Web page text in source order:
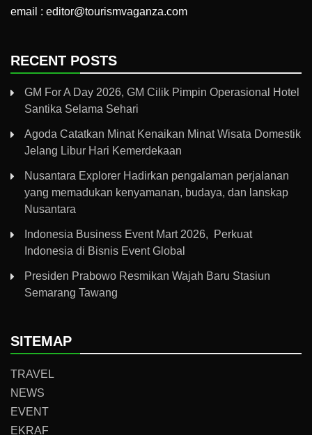
email : editor@tourismvaganza.com
RECENT POSTS
GM For A Day 2026, GM Cilik Pimpin Operasional Hotel
Santika Selama Sehari
Agoda Catatkan Minat Kenaikan Minat Wisata Domestik
Jelang Libur Hari Kemerdekaan
Nusantara Explorer Hadirkan pengalaman perjalanan
yang memadukan kenyamanan, budaya, dan lanskap
Nusantara
Indonesia Business Event Mart 2026, Perkuat
Indonesia di Bisnis Event Global
Presiden Prabowo Resmikan Wajah Baru Stasiun
Semarang Tawang
SITEMAP
TRAVEL
NEWS
EVENT
EKRAF